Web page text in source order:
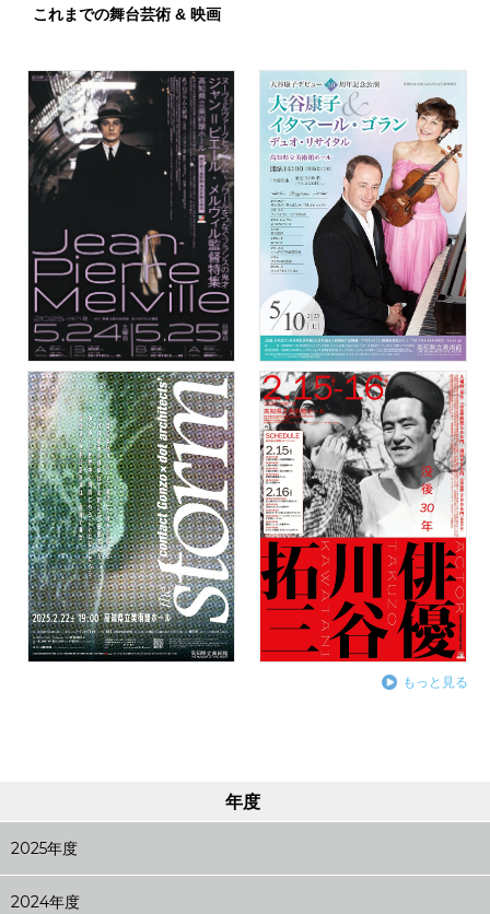
これまでの舞台芸術 & 映画
もっと見る
年度
2025年度
2024年度